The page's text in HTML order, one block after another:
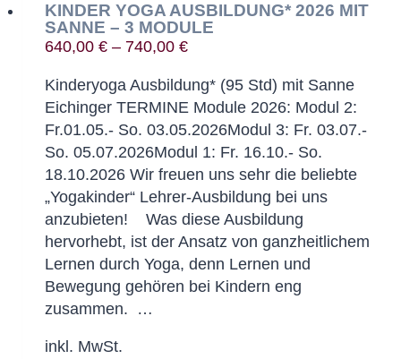
KINDER YOGA AUSBILDUNG* 2026 MIT
SANNE – 3 MODULE
640,00€ – 740,00€
Kinderyoga Ausbildung* (95 Std) mit Sanne
Eichinger TERMINE Module 2026: Modul 2:
Fr.01.05.- So. 03.05.2026Modul 3: Fr. 03.07.-
So. 05.07.2026Modul 1: Fr. 16.10.- So.
18.10.2026 Wir freuen uns sehr die beliebte
„Yogakinder“ Lehrer-Ausbildung bei uns
anzubieten! Was diese Ausbildung
hervorhebt, ist der Ansatz von ganzheitlichem
Lernen durch Yoga, denn Lernen und
Bewegung gehören bei Kindern eng
zusammen. …
inkl. MwSt.